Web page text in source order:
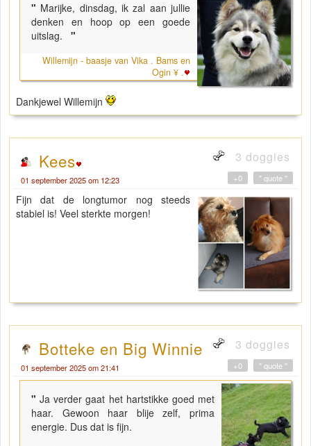
" Marijke, dinsdag, ik zal aan jullie
denken en hoop op een goede
uitslag.
"
Willemijn - baasje van Vika . Bams en
Ogin ¥ .
Dankjewel Willemijn
Kees 3 doggies
01 september 2025 om 12:23 " quote "
+0
Fijn dat de longtumor nog steeds
stabiel is! Veel sterkte morgen!
Botteke en Big Winnie 3 doggies
01 september 2025 om 21:41 " quote "
+0
"Ja verder gaat het hartstikke goed met
haar. Gewoon haar blije zelf, prima
energie. Dus dat is fijn.